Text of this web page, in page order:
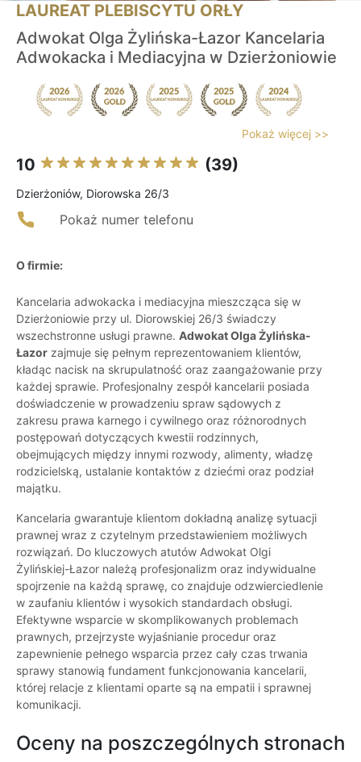
LAUREAT PLEBISCYTU ORŁY
Adwokat Olga Żylińska-Łazor Kancelaria
Adwokacka i Mediacyjna w Dzierżoniowie
Pokaż więcej >>
10 (39)
Dzierżoniów, Diorowska 26/3
Pokaż numer telefonu
O firmie:
Kancelaria adwokacka i mediacyjna mieszcząca się w
Dzierżoniowie przy ul. Diorowskiej 26/3 świadczy
wszechstronne usługi prawne. Adwokat Olga Żylińska-
Łazor zajmuje się pełnym reprezentowaniem klientów,
kładąc nacisk na skrupulatność oraz zaangażowanie przy
każdej sprawie. Profesjonalny zespół kancelarii posiada
doświadczenie w prowadzeniu spraw sądowych z
zakresu prawa karnego i cywilnego oraz różnorodnych
postępowań dotyczących kwestii rodzinnych,
obejmujących między innymi rozwody, alimenty, władzę
rodzicielską, ustalanie kontaktów z dziećmi oraz podział
majątku.
Kancelaria gwarantuje klientom dokładną analizę sytuacji
prawnej wraz z czytelnym przedstawieniem możliwych
rozwiązań. Do kluczowych atutów Adwokat Olgi
Żylińskiej-Łazor należą profesjonalizm oraz indywidualne
spojrzenie na każdą sprawę, co znajduje odzwierciedlenie
w zaufaniu klientów i wysokich standardach obsługi.
Efektywne wsparcie w skomplikowanych problemach
prawnych, przejrzyste wyjaśnianie procedur oraz
zapewnienie pełnego wsparcia przez cały czas trwania
sprawy stanowią fundament funkcjonowania kancelarii,
której relacje z klientami oparte są na empatii i sprawnej
komunikacji.
Oceny na poszczególnych stronach